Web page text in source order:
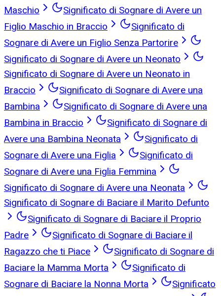
Maschio
Significato di Sognare di Avere un
Figlio Maschio in Braccio
Significato di
Sognare di Avere un Figlio Senza Partorire
Significato di Sognare di Avere un Neonato
Significato di Sognare di Avere un Neonato in
Braccio
Significato di Sognare di Avere una
Bambina
Significato di Sognare di Avere una
Bambina in Braccio
Significato di Sognare di
Avere una Bambina Neonata
Significato di
Sognare di Avere una Figlia
Significato di
Sognare di Avere una Figlia Femmina
Significato di Sognare di Avere una Neonata
Significato di Sognare di Baciare il Marito Defunto
Significato di Sognare di Baciare il Proprio
Padre
Significato di Sognare di Baciare il
Ragazzo che ti Piace
Significato di Sognare di
Baciare la Mamma Morta
Significato di
Sognare di Baciare la Nonna Morta
Significato